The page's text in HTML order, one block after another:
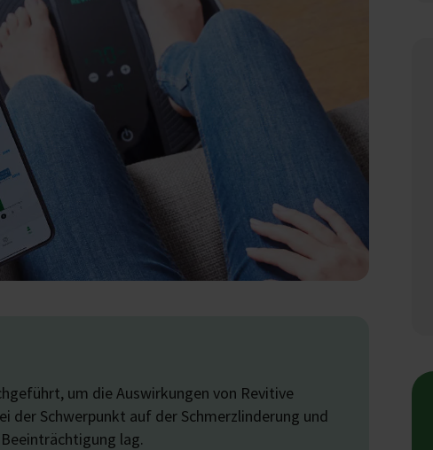
um die Auswirkungen von Revitive
der Schwerpunkt auf der Schmerzlinderung und
lag.